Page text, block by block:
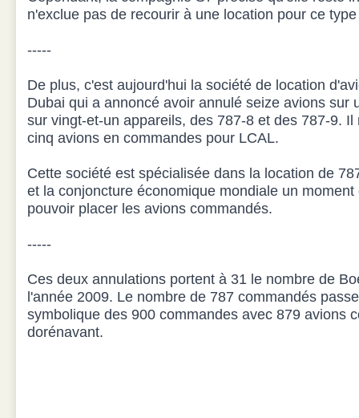
n'exclue pas de recourir à une location pour ce
-----
De plus, c'est aujourd'hui la société de location
Dubai qui a annoncé avoir annulé seize avions sur
sur vingt-et-un appareils, des 787-8 et des 787-9.
cinq avions en commandes pour LCAL.
Cette société est spécialisée dans la location de
et la conjoncture économique mondiale un
pouvoir placer les avions commandés.
-----
Ces deux annulations portent à 31 le nombre de
l'année 2009. Le nombre de 787 commandés
symbolique des 900 commandes avec 879 avions
dorénavant.